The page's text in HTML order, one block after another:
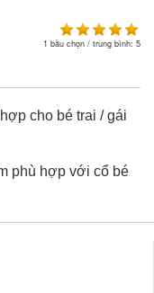
1 bầu chọn / trung bình: 5
cho bé trai / gái
phù hợp với cổ bé